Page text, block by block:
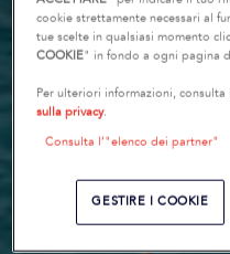
cookie strettamente necessari al
tue scelte in qualsiasi momento
COOKIE" in fondo a ogni pagina
Per ulteriori informazioni, consulta
sulla privacy.
Consulta l’"elenco dei partner"
GESTIRE I COOKIE